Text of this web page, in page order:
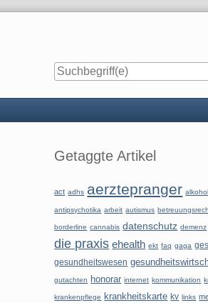
Seitenleiste
Getaggte Artikel
act adhs aerztepranger alkohol
antipsychotika arbeit autismus
borderline cannabis datenschutz demenz
die praxis ehealth ekt faq gaga
gesundheitswesen
gutachten honorar internet kommunikation
krankenpflege krankheitskarte kv links